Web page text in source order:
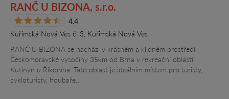
RANČ U BIZONA, s.r.o.
4.4
Kuřimská Nová Ves č. 3, Kuřimská Nová Ves
RANČ U BIZONA se nachází v krásném a klidném prostředí
Českomoravské vysočiny 35km od Brna v rekreační oblasti
Kutinyn u Řikonína. Tato oblast je ideálním místem pro turisty,
cykloturisty, houbaře…